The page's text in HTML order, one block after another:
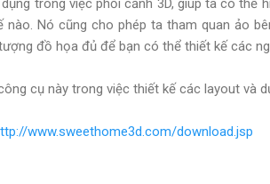
nào. Nó cũng cho phép ta tham quan ảo
đồ họa đủ để bạn có thể thiết kế các
cụ này trong việc thiết kế các layout và
www.sweethome3d.com/download.jsp